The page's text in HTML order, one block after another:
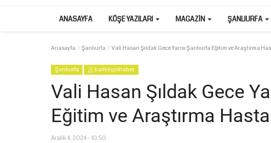
ANASAYFA KÖŞE YAZILARI MAGAZIN ŞANLIURFA
Anasayfa Şanlıurfa Vali Hasan Şıldak Gece Yarısı Şanlıurfa Eğitim ve Araştırma
Şanlıurfa balikligolhaber
Vali Hasan Şıldak Gece
Eğitim ve Araştırma
Aralık 4, 2024 - 10:50